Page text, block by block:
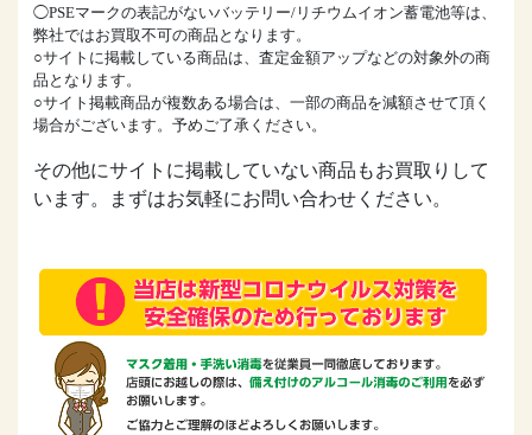
◯PSEマークの表記がないバッテリー/リチウムイオン蓄電池等は、
弊社ではお買取不可の商品となります。
○サイトに掲載している商品は、査定金額アップなどの対象外の商
品となります。
○サイト掲載商品が複数ある場合は、一部の商品を減額させて頂く
場合がございます。予めご了承ください。
その他にサイトに掲載していない商品もお買取りして
います。まずはお気軽にお問い合わせください。